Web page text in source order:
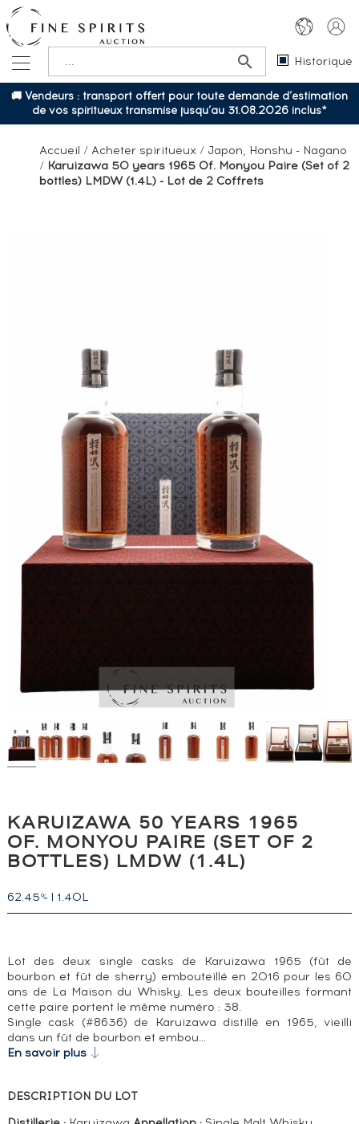
Historique
🚚 Vendeurs : transport offert pour toute demande d’estimation
de vos spiritueux transmise jusqu’au 31.08.2026 inclus*
Accueil / Acheter spiritueux / Japon, Honshu - Nagano
/ Karuizawa 50 years 1965 Of. Monyou Paire (Set of 2
bottles) LMDW (1.4L) - Lot de 2 Coffrets
KARUIZAWA 50 YEARS 1965
OF. MONYOU PAIRE (SET OF 2
BOTTLES) LMDW (1.4L)
62.45% | 1.40L
Lot des deux single casks de Karuizawa 1965 (fût de
bourbon et fût de sherry) embouteillé en 2016 pour les 60
ans de La Maison du Whisky. Les deux bouteilles formant
cette paire portent le même numéro : 38.
Single cask (#8636) de Karuizawa distillé en 1965, vieilli
dans un fût de bourbon et embou…
En savoir plus
DESCRIPTION DU LOT